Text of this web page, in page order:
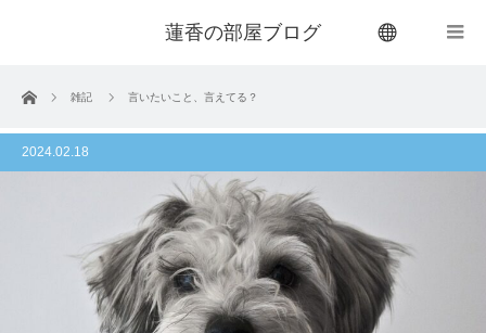
蓮香の部屋ブログ
ホーム 雑記 言いたいこと、言えてる？
2024.02.18